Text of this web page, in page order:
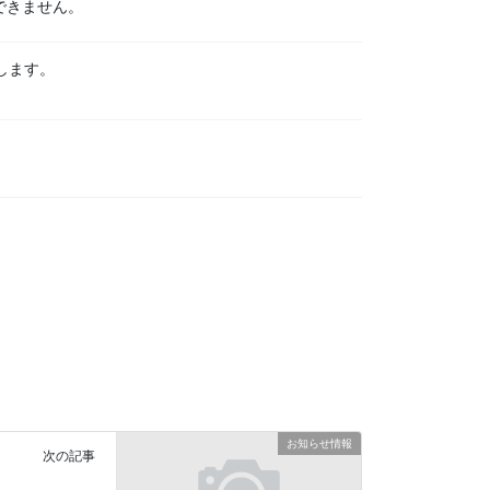
ません。
す。
お知らせ情報
次の記事